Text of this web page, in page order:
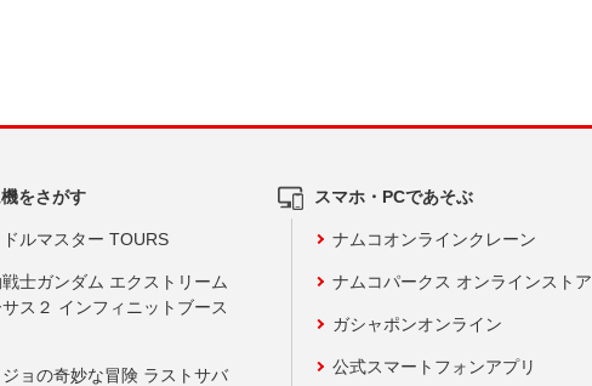
をさがす
ルマスター TOURS
士ガンダム エクストリーム
ス２ インフィニットブース
ョの奇妙な冒険 ラストサバ
スマホ・PCであそぶ
ナムコオンラインクレーン
ナムコパークス オンラインストア
ガシャポンオンライン
公式スマートフォンアプリ